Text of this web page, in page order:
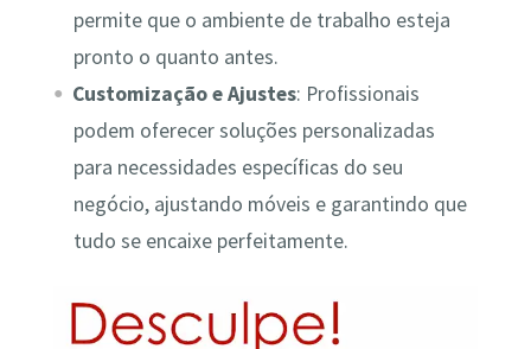
permite que o ambiente de trabalho esteja
pronto o quanto antes.
Customização e Ajustes: Profissionais
podem oferecer soluções personalizadas
para necessidades específicas do seu
negócio, ajustando móveis e garantindo que
tudo se encaixe perfeitamente.